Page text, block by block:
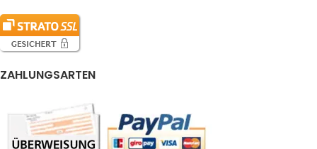
ZAHLUNGSARTEN